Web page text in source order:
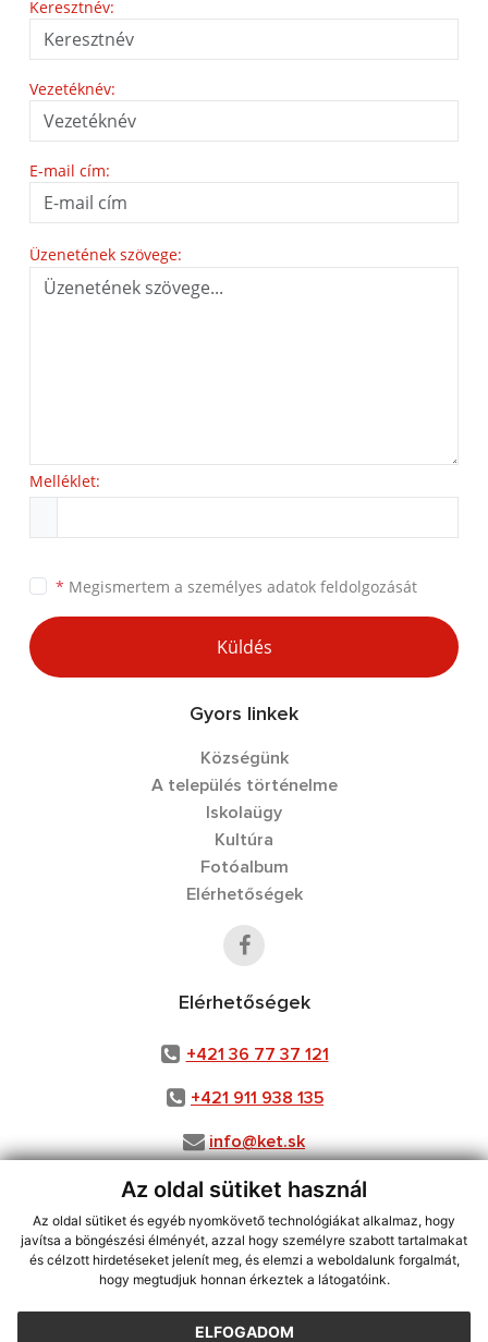
Az oldal sütiket használ
Az oldal sütiket és egyéb nyomkövető technológiákat alkalmaz, hogy
javítsa a böngészési élményét, azzal hogy személyre szabott tartalmakat
és célzott hirdetéseket jelenít meg, és elemzi a weboldalunk forgalmát,
hogy megtudjuk honnan érkeztek a látogatóink.
ELFOGADOM
Keresztnév:
Vezetéknév:
E-mail cím:
Üzenetének szövege:
Melléklet:
* Megismertem a személyes adatok feldolgozását
Küldés
Gyors linkek
Községünk
A település történelme
Iskolaügy
Kultúra
Fotóalbum
Elérhetőségek
Elérhetőségek
+421 36 77 37 121
+421 911 938 135
info@ket.sk
Jusson a legfrissebb információkhoz az RSS csatornánkon keresztűl.
ECHELON 2 tartalomkezelő rendszer,Honlap térkép,Internetes portál
webex.digital, s.r.o.,doménnevek, doménnév regisztráció